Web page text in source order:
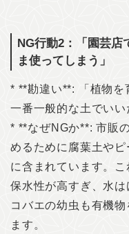
NG行動2：「園芸店
ま使ってしまう」
* **勘違い**: 「植物を
一番一般的な土でいい
* **なぜNGか**: 市販
めるために腐葉土や
に含まれています。
保水性が高すぎ、水は
コバエの幼虫も有機
ます。